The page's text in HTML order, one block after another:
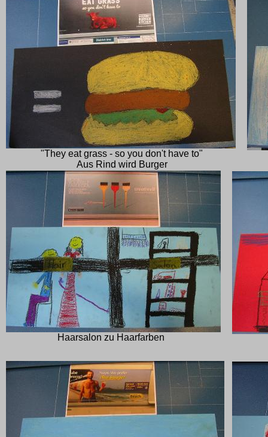
"They eat grass - so you don't have to"
Aus Rind wird Burger
Haarsalon zu Haarfarben